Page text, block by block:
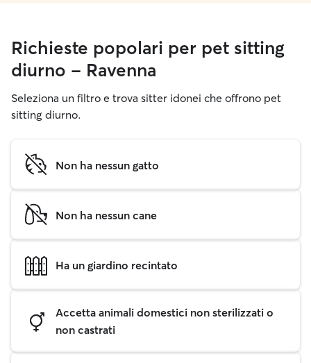
Richieste popolari per pet sitting
diurno - Ravenna
Seleziona un filtro e trova sitter idonei che offrono pet
sitting diurno.
Non ha nessun gatto
Non ha nessun cane
Ha un giardino recintato
Accetta animali domestici non sterilizzati o
non castrati